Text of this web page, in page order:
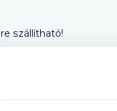
szállítható!